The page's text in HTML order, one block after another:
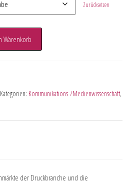
Zurücksetzen
Warenkorb
Kategorien: Kommunikations-/Medienwissenschaft,
der Druckbranche und die